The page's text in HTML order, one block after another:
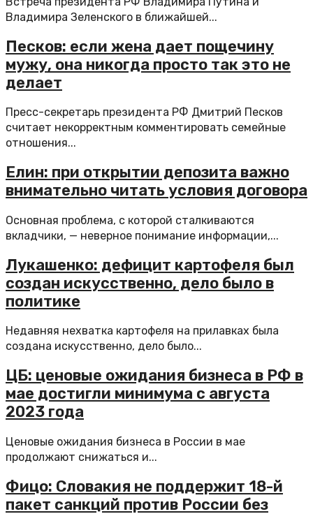
Владимира Зеленского в ближайшей...
Песков: если жена дает пощечину
мужу, она никогда просто так это не
делает
Пресс-секретарь президента РФ Дмитрий Песков
считает некорректным комментировать семейные
отношения...
Елин: при открытии депозита важно
внимательно читать условия договора
Основная проблема, с которой сталкиваются
вкладчики, — неверное понимание информации,...
Лукашенко: дефицит картофеля был
создан искусственно, дело было в
политике
Недавняя нехватка картофеля на прилавках была
создана искусственно, дело было...
ЦБ: ценовые ожидания бизнеса в РФ в
мае достигли минимума с августа
2023 года
Ценовые ожидания бизнеса в России в мае
продолжают снижаться и...
Фицо: Словакия не поддержит 18-й
пакет санкций против России без